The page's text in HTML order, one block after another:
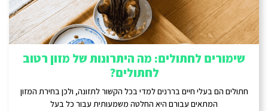
שימורים לחתולים: מה היתרונות של מזון רטוב
לחתולים?
חתולים הם בעלי חיים בררנים למדי בכל הקשור לתזונה, ולכן בחירת המזון
המתאים עבורם היא החלטה משמעותית עבור כל בעל